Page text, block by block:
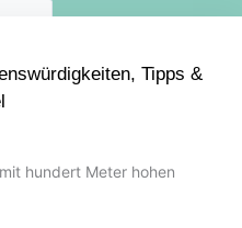
Tipps &